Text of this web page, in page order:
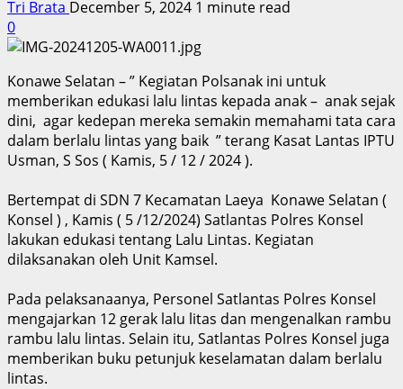
Tri Brata December 5, 2024 1 minute read
0
Konawe Selatan – ” Kegiatan Polsanak ini untuk
memberikan edukasi lalu lintas kepada anak – anak sejak
dini, agar kedepan mereka semakin memahami tata cara
dalam berlalu lintas yang baik ” terang Kasat Lantas IPTU
Usman, S Sos ( Kamis, 5 / 12 / 2024 ).
Bertempat di SDN 7 Kecamatan Laeya Konawe Selatan (
Konsel ) , Kamis ( 5 /12/2024) Satlantas Polres Konsel
lakukan edukasi tentang Lalu Lintas. Kegiatan
dilaksanakan oleh Unit Kamsel.
Pada pelaksanaanya, Personel Satlantas Polres Konsel
mengajarkan 12 gerak lalu litas dan mengenalkan rambu
rambu lalu lintas. Selain itu, Satlantas Polres Konsel juga
memberikan buku petunjuk keselamatan dalam berlalu
lintas.